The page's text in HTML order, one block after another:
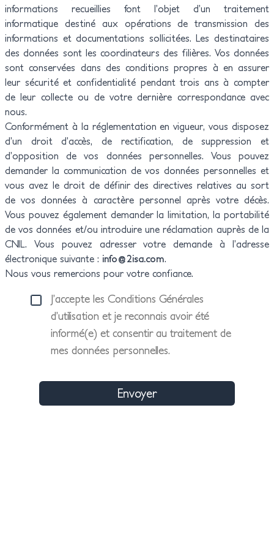
informations recueillies font l’objet d’un traitement
informatique destiné aux opérations de transmission des
informations et documentations sollicitées. Les destinataires
des données sont les coordinateurs des filières. Vos données
sont conservées dans des conditions propres à en assurer
leur sécurité et confidentialité pendant trois ans à compter
de leur collecte ou de votre dernière correspondance avec
nous.
Conformément à la réglementation en vigueur, vous disposez
d’un droit d’accès, de rectification, de suppression et
d’opposition de vos données personnelles. Vous pouvez
demander la communication de vos données personnelles et
vous avez le droit de définir des directives relatives au sort
de vos données à caractère personnel après votre décès.
Vous pouvez également demander la limitation, la portabilité
de vos données et/ou introduire une réclamation auprès de la
CNIL. Vous pouvez adresser votre demande à l’adresse
électronique suivante : info@2isa.com.
Nous vous remercions pour votre confiance.
J’accepte les Conditions Générales
d’utilisation et je reconnais avoir été
informé(e) et consentir au traitement de
mes données personnelles.
Envoyer